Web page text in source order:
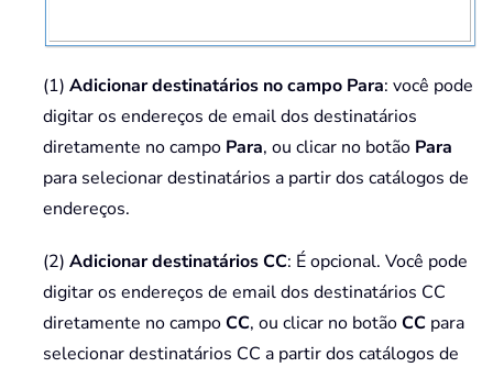
(1) Adicionar destinatários no campo Para: você pode
digitar os endereços de email dos destinatários
diretamente no campo Para, ou clicar no botão Para
para selecionar destinatários a partir dos catálogos de
endereços.
(2) Adicionar destinatários CC: É opcional. Você pode
digitar os endereços de email dos destinatários CC
diretamente no campoCC, ou clicar no botãoCC para
selecionar destinatários CC a partir dos catálogos de